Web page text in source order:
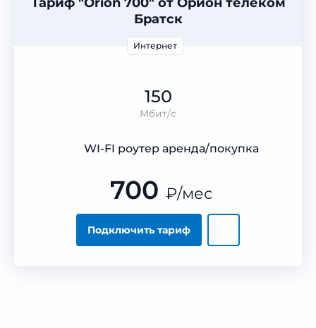
Братск
Интернет
150
Мбит/с
WI-FI роутер аренда/покупка
Подключить тариф
700 ₽/мес